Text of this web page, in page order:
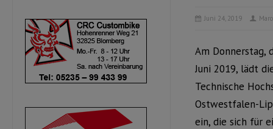
Juni 24, 2019
Am Donnerstag,
Juni 2019, lädt
Technische
Ostwestfalen-
ein, die sich für